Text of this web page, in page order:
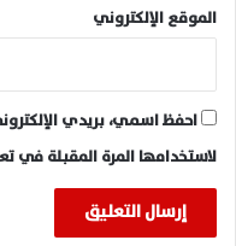
الموقع الإلكتروني
احفظ اسمي، بريدي
لاستخدامها المرة المقبلة في